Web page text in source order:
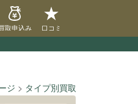
取申込み 口コミ
ジ タイプ別買取リスト